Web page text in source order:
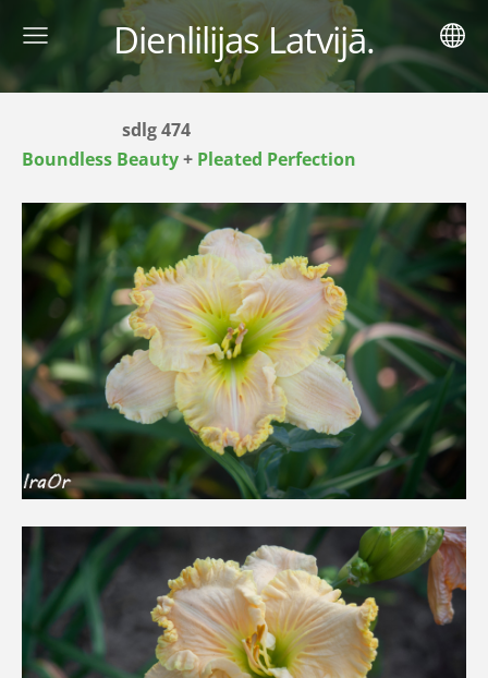
Dienlilijas Latvijā.
sdlg 474
Boundless Beauty+ Pleated Perfection